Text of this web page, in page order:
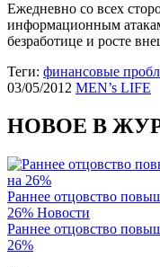
Ежедневно со всех
информационным
безработице и росте
Теги: финансовые
03/05/2012 MEN’s LIFE
НОВОЕ В
Раннее отцовство
26% Новости
Раннее отцовство
26%